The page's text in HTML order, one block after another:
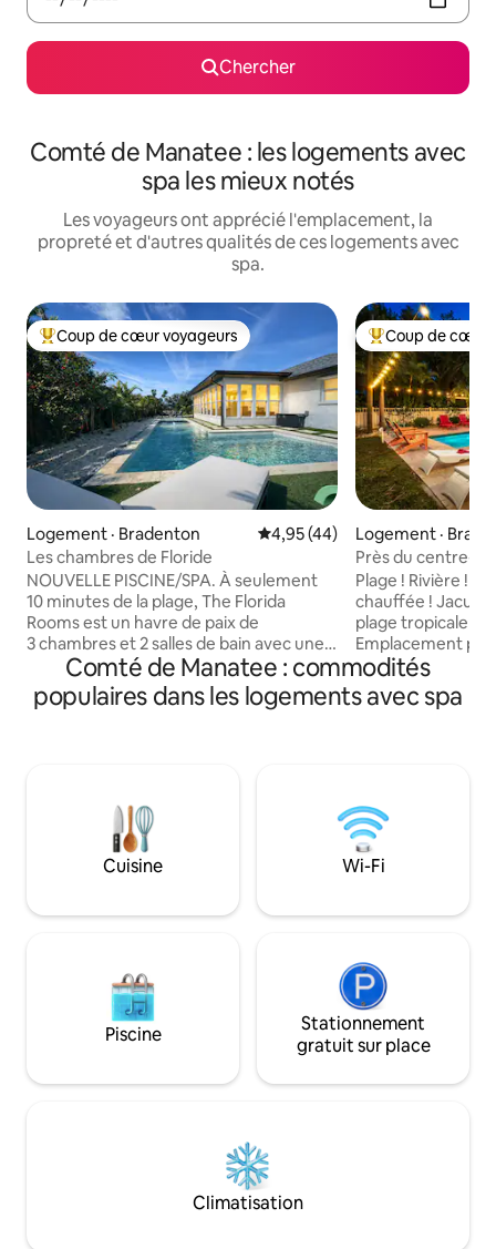
Chercher
Comté de Manatee : les logements avec
spa les mieux notés
Les voyageurs ont apprécié l'emplacement, la
propreté et d'autres qualités de ces logements avec
spa.
Coup de cœur voyageurs parmi les plus aimés
Coup de cœur voyageurs
Logement · Bradenton Note moyenne de 4,95 sur 5,
4,95 (44)
Les chambres de Floride
NOUVELLE PISCINE/SPA. À seulement
10 minutes de la plage, The Florida
Rooms est un havre de paix de
3 chambres et 2 salles de bain avec une
NOUVELLE PISCINE ET UN NOUVEAU
SPA, un espace repas et un espace de
vie extérieurs, des lits haut de gamme,
canapé-lit queen et un parc de jeu.
Profitez d'une table de billard, d'une
table de ping-pong, de jeux de société,
de guirlandes lumineuses extérieures et
plage, des serviettes, un parasol et un
attendent ! Chauffage de la piscine/spa
Coup de cœur
Coup de cœur
Logement ·
Près du centre-
Piscine privée!
Plage ! Rivière !
chauffée ! Jacuzzi
plage tropicale
Emplacement
restaurants
des eaux
d'intérieur
aux pieds nus.
historique de
Bradenton, à
rivière Manatee,
célèbres plages
Comté de Manatee : commodités
populaires dans les logements avec spa
Cuisine Wi-Fi
Piscine
Stationnement
gratuit sur place
Climatisation